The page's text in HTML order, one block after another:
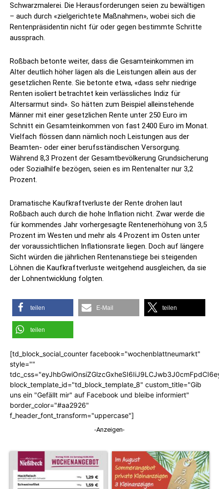
Schwarzmalerei. Die Herausforderungen seien zu bewältigen
– auch durch «zielgerichtete Maßnahmen», wobei sich die
Rentenpräsidentin nicht für oder gegen bestimmte Schritte
aussprach.
Roßbach betonte weiter, dass die Gesamteinkommen im
Alter deutlich höher lägen als die Leistungen allein aus der
gesetzlichen Rente. Sie betonte etwa, «dass sehr niedrige
Renten isoliert betrachtet kein verlässliches Indiz für
Altersarmut sind». So hätten zum Beispiel alleinstehende
Männer mit einer gesetzlichen Rente unter 250 Euro im
Schnitt ein Gesamteinkommen von fast 2400 Euro im Monat.
Vielfach flössen dann nämlich noch Leistungen aus der
Beamten- oder einer berufsständischen Versorgung.
Während 8,3 Prozent der Gesamtbevölkerung Grundsicherung
oder Sozialhilfe bezögen, seien es im Rentenalter nur 3,2
Prozent.
Dramatische Kaufkraftverluste der Rente drohen laut
Roßbach auch durch die hohe Inflation nicht. Zwar werde die
für kommendes Jahr vorhergesagte Rentenerhöhung von 3,5
Prozent im Westen und mehr als 4 Prozent im Osten unter
der voraussichtlichen Inflationsrate liegen. Doch auf längere
Sicht würden die jährlichen Rentenanstiege bei steigenden
Löhnen die Kaufkraftverluste weitgehend ausgleichen, da sie
der Lohnentwicklung folgten.
teilen E-Mail teilen
teilen
[td_block_social_counter facebook="wochenblattneumarkt"
style=""
block_template_id="td_block_template_8" custom_title="Gib
uns ein "Gefällt mir" auf Facebook und bleibe informiert"
border_color="#aa2926"
f_header_font_transform="uppercase"]
-Anzeigen-